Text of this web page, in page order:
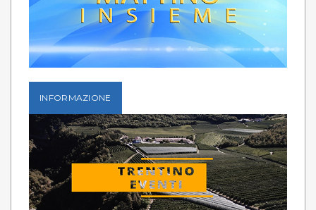
INFORMAZIONE